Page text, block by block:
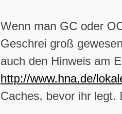
Wenn man GC oder
Geschrei groß
auch den Hinweis am
http://www.hna.de/
Caches, bevor ihr